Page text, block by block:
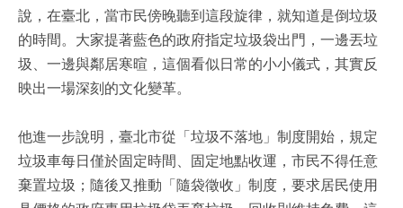
說，在臺北，當市民傍晚聽到這段旋律，就知道是倒垃圾
的時間。大家提著藍色的政府指定垃圾袋出門，一邊丟垃
圾、一邊與鄰居寒暄，這個看似日常的小小儀式，其實反
映出一場深刻的文化變革。
他進一步說明，臺北市從「垃圾不落地」制度開始，規定
垃圾車每日僅於固定時間、固定地點收運，市民不得任意
棄置垃圾；隨後又推動「隨袋徵收」制度，要求居民使用